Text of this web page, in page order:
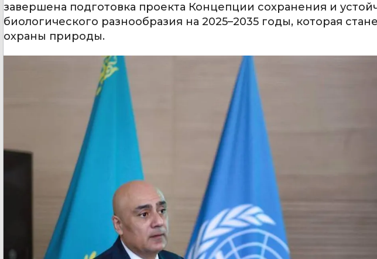
завершена подготовка проекта Концепции сохранения и
биологического разнообразия на 2025–2035 годы, которая
охраны природы.